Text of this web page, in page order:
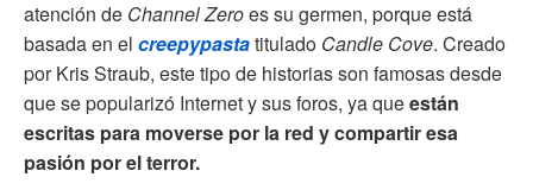
atención de Channel Zeroes su germen, porque está
basada en el creepypastatitulado Candle Cove. Creado
por Kris Straub, este tipo de historias son famosas desde
que se popularizó Internet y sus foros, ya queestán
escritas para moverse por la red y compartir esa
pasión por el terror.